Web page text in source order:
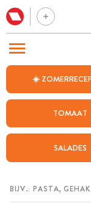
☀️
TOMAAT
SALADES
BEZOEK ONZE ANDERE
WEEKMENU
CHAT MET MAIA
MIJN BEWAARDE